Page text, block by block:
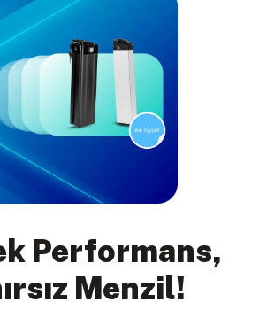
Performans,
Menzil!